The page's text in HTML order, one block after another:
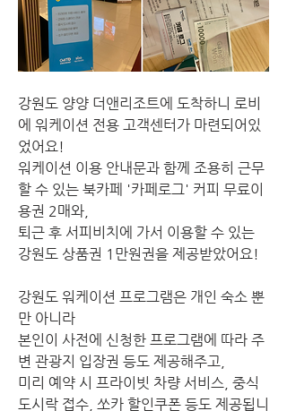
강원도 양양 더앤리조트에 도착하니 로비
에 워케이션 전용 고객센터가 마련되어있
었어요!
워케이션 이용 안내문과 함께 조용히 근무
할 수 있는 북카페 '카페로그' 커피 무료이
용권 2매와,
퇴근 후 서피비치에 가서 이용할 수 있는
강원도 상품권 1만원권을 제공받았어요!
강원도 워케이션 프로그램은 개인 숙소 뿐
만 아니라
본인이 사전에 신청한 프로그램에 따라 주
변 관광지 입장권 등도 제공해주고,
미리 예약 시 프라이빗 차량 서비스, 중식
도시락 접수, 쏘카 할인쿠폰 등도 제공됩니